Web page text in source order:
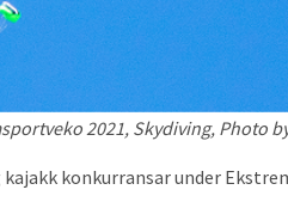
2021, Skydiving, Photo
konkurransar under